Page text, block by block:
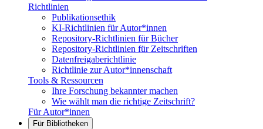
Richtlinien
Publikationsethik
KI-Richtlinien für Autor*innen
Repository-Richtlinien für Bücher
Repository-Richtlinien für Zeitschriften
Datenfreigaberichtlinie
Richtlinie zur Autor*innenschaft
Tools & Ressourcen
Ihre Forschung bekannter machen
Wie wählt man die richtige Zeitschrift?
Für Autor*innen
Für Bibliotheken